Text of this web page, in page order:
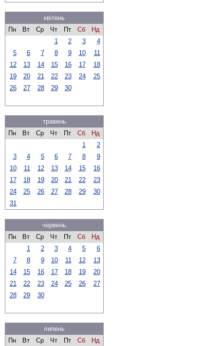
квітень
Пн
Вт Ср Чт Пт Сб
Нд
1
2 3
4
5
6 7 8 9 10
11
12
13 14 15 16 17
18
19
20 21 22 23 24
25
26
27 28 29 30
травень
Пн
Вт Ср Чт Пт Сб
Нд
1
2
3
4 5 6 7 8
9
10
11 12 13 14 15
16
17
18 19 20 21 22
23
24
25 26 27 28 29
30
31
червень
Пн
Вт Ср Чт Пт Сб
Нд
1
2 3 4 5
6
7
8 9 10 11 12
13
14
15 16 17 18 19
20
21
22 23 24 25 26
27
28
29 30
липень
Пн
Вт Ср Чт Пт Сб
Нд